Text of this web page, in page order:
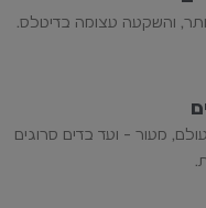
והשקעה עצומה בדיטלס.
מעור - ועד בדים סרוגים